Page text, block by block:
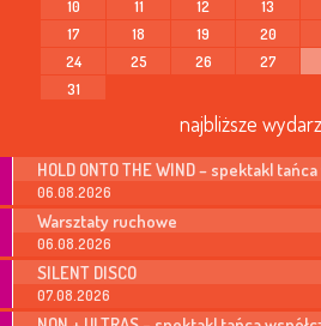
10 11 12 13
17
18 19 20
24
25 26 27
31
najbliższe
HOLD ONTO THE WIND – spektakl
06.08.2026
Warsztaty ruchowe
06.08.2026
SILENT DISCO
07.08.2026